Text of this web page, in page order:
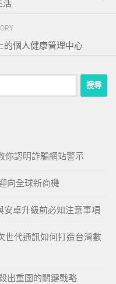
活
的個人健康管理中心
你認明詐騙網站警示
向全球新商機
安卓升級前必知注意事項
世代通訊如何打造台灣數
出重圍的關鍵戰略